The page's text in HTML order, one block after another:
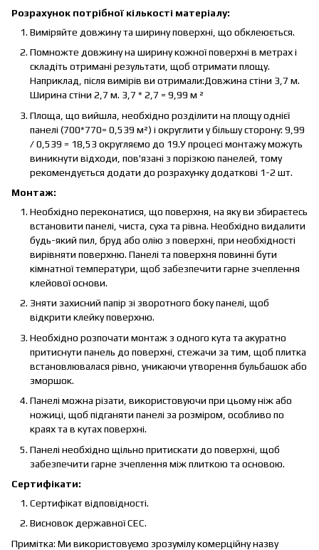
Розрахунок потрібної кількості матеріалу:
Виміряйте довжину та ширину поверхні, що обклеюється.
Помножте довжину на ширину кожної поверхні в метрах і
складіть отримані результати, щоб отримати площу.
Наприклад, після вимірів ви отримали:Довжина стіни 3,7 м.
Ширина стіни 2,7 м. 3,7 * 2,7 = 9,99 м ²
Площа, що вийшла, необхідно розділити на площу однієї
панелі (700*770= 0,539 м²) і округлити у більшу сторону: 9,99
/ 0,539 = 18,53 округляємо до 19.У процесі монтажу можуть
виникнути відходи, пов'язані з порізкою панелей, тому
рекомендується додати до розрахунку додаткові 1-2 шт.
Монтаж:
Необхідно переконатися, що поверхня, на яку ви збираєтесь
встановити панелі, чиста, суха та рівна. Необхідно видалити
будь-який пил, бруд або олію з поверхні, при необхідності
вирівняти поверхню. Панелі та поверхня повинні бути
кімнатної температури, щоб забезпечити гарне зчеплення
клейової основи.
Зняти захисний папір зі зворотного боку панелі, щоб
відкрити клейку поверхню.
Необхідно розпочати монтаж з одного кута та акуратно
притиснути панель до поверхні, стежачи за тим, щоб плитка
встановлювалася рівно, уникаючи утворення бульбашок або
зморшок.
Панелі можна різати, використовуючи при цьому ніж або
ножиці, щоб підганяти панелі за розміром, особливо по
краях та в кутах поверхні.
Панелі необхідно щільно притискати до поверхні, щоб
забезпечити гарне зчеплення між плиткою та основою.
Сертифікати:
Сертифікат відповідності.
Висновок державної СЕС.
Примітка: Ми використовуємо зрозумілу комерційну назву